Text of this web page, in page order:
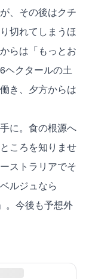
、その後はクチ
切れてしまうほ
らは「もっとお
ヘクタールの土
き、夕方からは
に。食の根源へ
ころを知りませ
ストラリアでそ
ルジュなら
。今後も予想外